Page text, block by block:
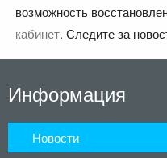
возможность
кабинет. Следите за
Информация
Новости